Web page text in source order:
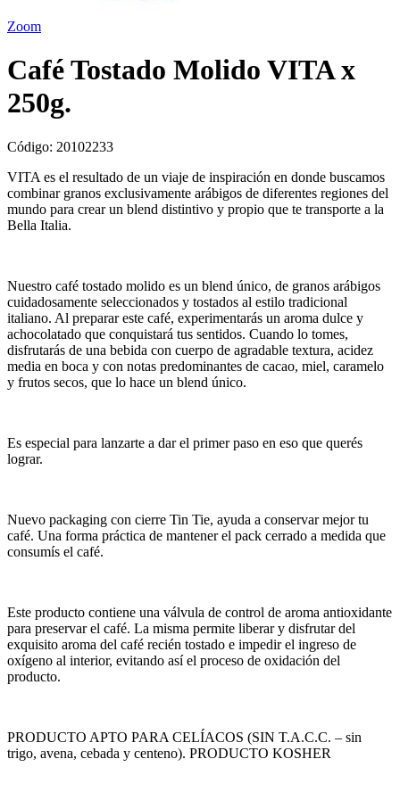
Zoom
Café Tostado Molido VITA x
250g.
Código: 20102233
VITA es el resultado de un viaje de inspiración en donde buscamos
combinar granos exclusivamente arábigos de diferentes regiones del
mundo para crear un blend distintivo y propio que te transporte a la
Bella Italia.
Nuestro café tostado molido es un blend único, de granos arábigos
cuidadosamente seleccionados y tostados al estilo tradicional
italiano. Al preparar este café, experimentarás un aroma dulce y
achocolatado que conquistará tus sentidos. Cuando lo tomes,
disfrutarás de una bebida con cuerpo de agradable textura, acidez
media en boca y con notas predominantes de cacao, ­miel, caramelo
y frutos secos, que lo hace un blend único.
Es especial para lanzarte a dar el primer paso en eso que querés
lograr.
Nuevo packaging con cierre Tin Tie, ayuda a conservar mejor tu
café. Una forma práctica de mantener el pack cerrado a medida que
consumís el café.
Este producto contiene una válvula de control de aroma antioxidante
para preservar el café. La misma permite liberar y disfrutar del
exquisito aroma del café recién tostado e impedir el ingreso de
oxígeno al interior, evitando así el proceso de oxidación del
producto.
PRODUCTO APTO PARA CELÍACOS (SIN T.A.C.C. – sin
trigo, avena, cebada y centeno). PRODUCTO KOSHER